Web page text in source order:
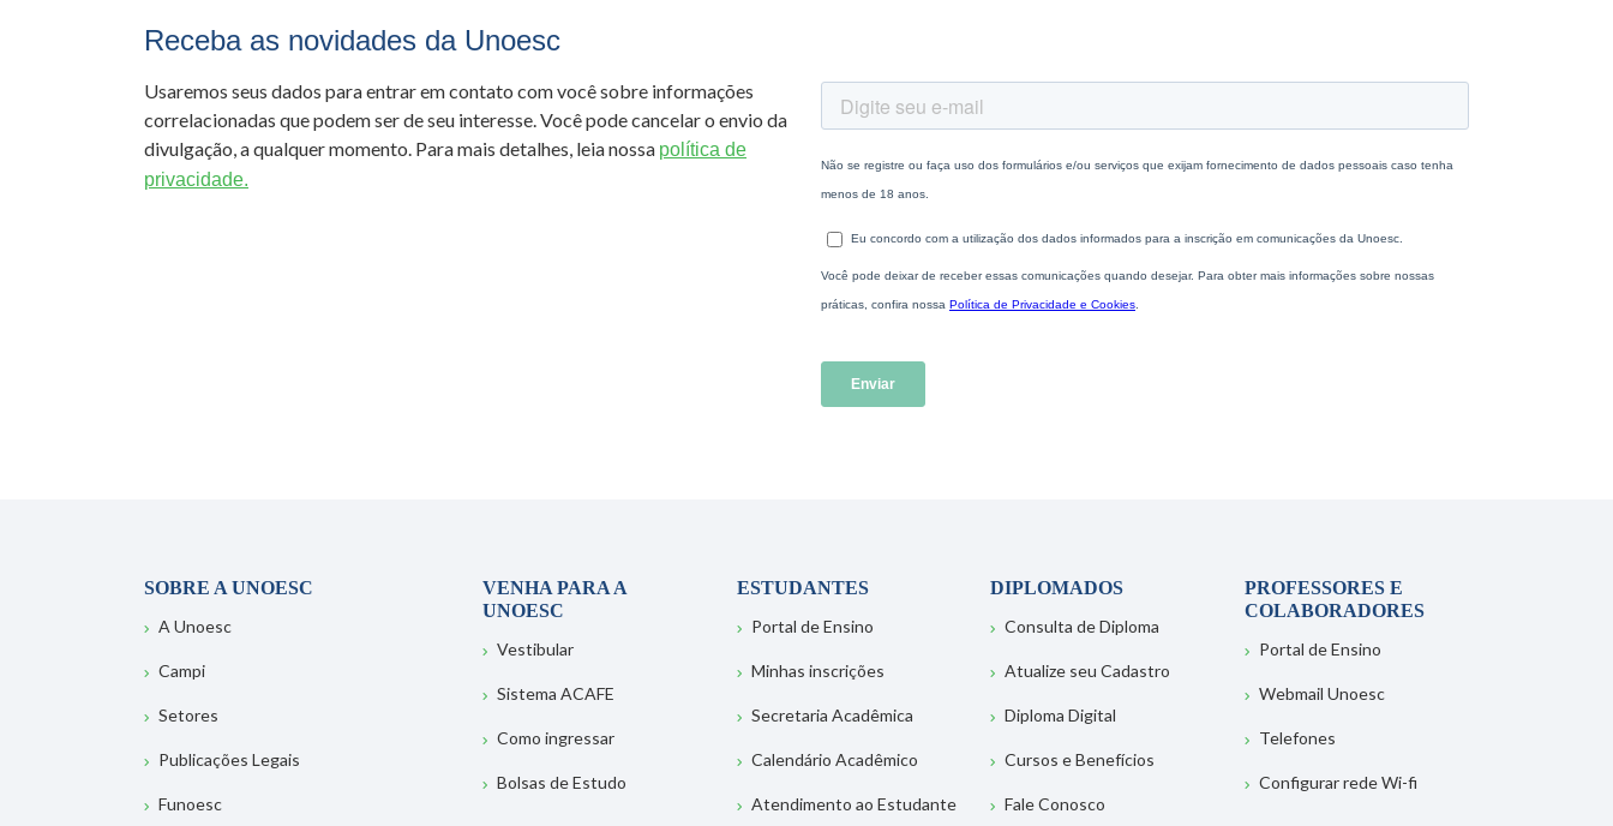
Receba as novidades da Unoesc
Usaremos seus dados para entrar em contato com você sobre informações
correlacionadas que podem ser de seu interesse. Você pode cancelar o envio da
divulgação, a qualquer momento. Para mais detalhes, leia nossa política de
privacidade.
SOBRE A UNOESC
A Unoesc
Campi
Setores
Publicações Legais
Funoesc
VENHA PARA A
UNOESC
Vestibular
Sistema ACAFE
Como ingressar
Bolsas de Estudo
ESTUDANTES
Portal de Ensino
Minhas inscrições
Secretaria Acadêmica
Calendário Acadêmico
Atendimento ao Estudante
DIPLOMADOS
Consulta de Diploma
Atualize seu Cadastro
Diploma Digital
Cursos e Benefícios
Fale Conosco
PROFESSORES E
COLABORADORES
Portal de Ensino
Webmail Unoesc
Telefones
Configurar rede Wi-fi